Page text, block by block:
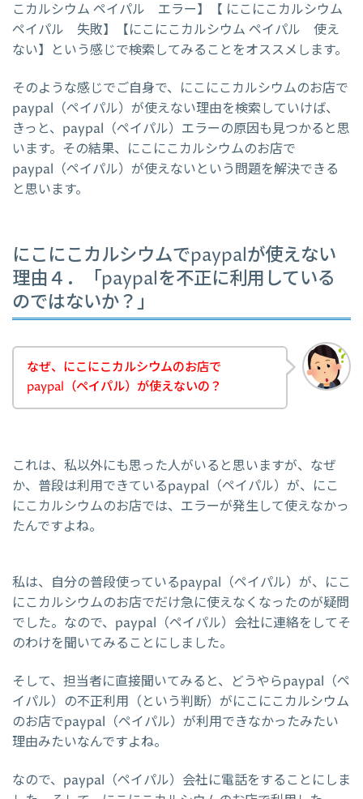
こカルシウム ペイパル エラー】【 にこにこカルシウム
ペイパル 失敗】【にこにこカルシウム ペイパル 使え
ない】という感じで検索してみることをオススメします。
そのような感じでご自身で、にこにこカルシウムのお店で
paypal（ペイパル）が使えない理由を検索していけば、
きっと、paypal（ペイパル）エラーの原因も見つかると思
います。その結果、にこにこカルシウムのお店で
paypal（ペイパル）が使えないという問題を解決できる
と思います。
にこにこカルシウムでpaypalが使えない
理由４．「paypalを不正に利用している
のではないか？」
なぜ、にこにこカルシウムのお店で
paypal（ペイパル）が使えないの？
これは、私以外にも思った人がいると思いますが、なぜ
か、普段は利用できているpaypal（ペイパル）が、にこ
にこカルシウムのお店では、エラーが発生して使えなかっ
たんですよね。
私は、自分の普段使っているpaypal（ペイパル）が、にこ
にこカルシウムのお店でだけ急に使えなくなったのが疑問
でした。なので、paypal（ペイパル）会社に連絡をしてそ
のわけを聞いてみることにしました。
そして、担当者に直接聞いてみると、どうやらpaypal（ペ
イパル）の不正利用（という判断）がにこにこカルシウム
のお店でpaypal（ペイパル）が利用できなかったみたい
理由みたいなんですよね。
なので、paypal（ペイパル）会社に電話をすることにしま